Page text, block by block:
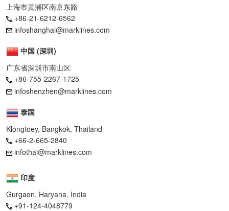
上海市黄浦区南京东路
+86-21-6212-6562
infoshanghai@marklines.com
中国 (深圳)
广东省深圳市南山区
+86-755-2267-1725
infoshenzhen@marklines.com
泰国
Klongtoey, Bangkok, Thailand
+66-2-665-2840
infothai@marklines.com
印度
Gurgaon, Haryana, India
+91-124-4048779